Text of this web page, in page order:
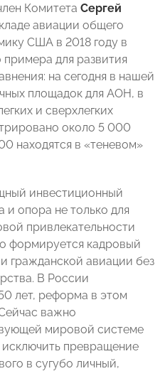
Комитета Сергей
авиации общего
США в 2018 году в
для развития
на сегодня в нашей
площадок для АОН, в
и сверхлегких
около 5 000
находятся в «теневом»
инвестиционный
и опора не только для
привлекательности
формируется кадровый
гражданской авиации без
В России
лет, реформа в этом
важно
мировой системе
превращение
в сугубо личный,